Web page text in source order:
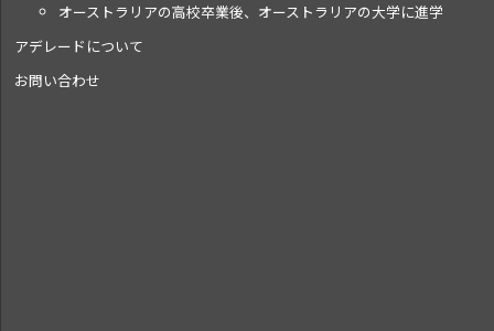
オーストラリアの高校卒業後、オーストラリアの大学に進学
アデレードについて
お問い合わせ